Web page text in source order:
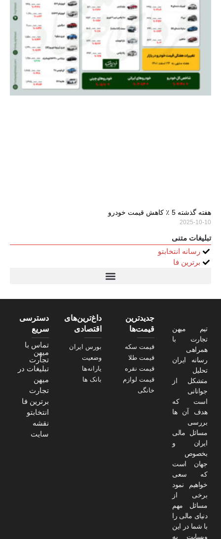
هفته گذشته 5 ٪ کاهش قیمت خودرو
2025-10-10
تبلیغات متنی
رسانه انتخابتو
برترین فا
تیم میهن
تجارت با
همراهی
رسانه ایران
تحلیل
متشکل از
جوانانی
است که
هدف آن ها
بررسی
مسائل مالی
ایران و
بخصوص
جهان است
که سعی
خواهیم نمود
برخی از
مسائل مهم
دنیای مالی را
با شما در این
وبسایت به
جدیدترین
قیمت‌ها
قیمت سکه
قیمت طلا
قیمت نقره
قیمت لوازم
خانگی
داغ‌ترین‌های
اقتصادی
بورس ایران
وضعیت
یارانه‌ها
بانک ها
دسترسی
سریع
تماس با
میهن
تجارت
تبلیغات در
میهن
تجارت
برترین فا
انتخابتو
نقشه
سایت